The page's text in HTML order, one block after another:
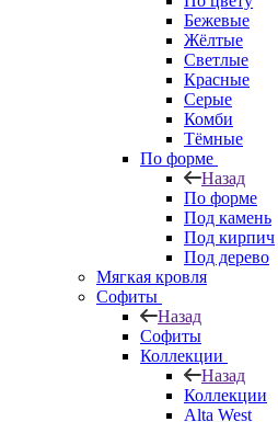
Бежевые
Жёлтые
Светлые
Красные
Серые
Комби
Тёмные
По форме
Назад
По форме
Под камень
Под кирпич
Под дерево
Мягкая кровля
Софиты
Назад
Софиты
Коллекции
Назад
Коллекции
Alta West